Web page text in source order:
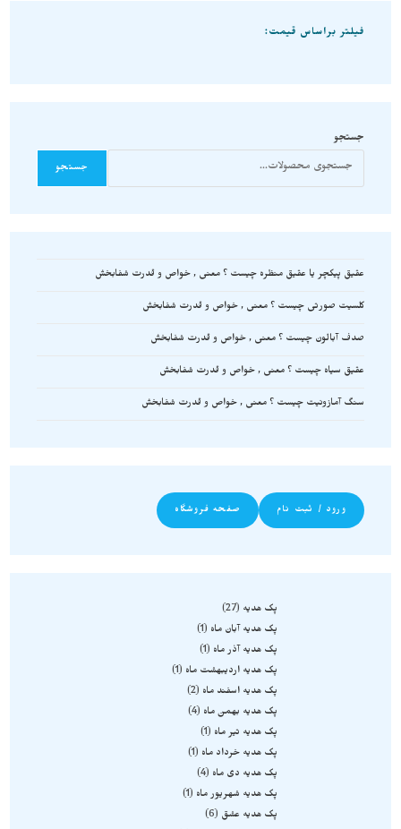
فیلتر براساس قیمت:
جستجو
جستجو
عقیق پیکچر یا عقیق منظره چیست ؟ معنی , خواص و قدرت شفابخش
کلسیت صورتی چیست ؟ معنی , خواص و قدرت شفابخش
صدف آبالون چیست ؟ معنی , خواص و قدرت شفابخش
عقیق سیاه چیست ؟ معنی , خواص و قدرت شفابخش
سنگ آمازونیت چیست ؟ معنی , خواص و قدرت شفابخش
ورود / ثبت نام صفحه فروشگاه
پک هدیه
27
پک هدیه آبان ماه
1
پک هدیه آذر ماه
1
پک هدیه اردیبهشت ماه
1
پک هدیه اسفند ماه
2
پک هدیه بهمن ماه
4
پک هدیه تیر ماه
1
پک هدیه خرداد ماه
1
پک هدیه دی ماه
4
پک هدیه شهریور ماه
1
پک هدیه عشق
6